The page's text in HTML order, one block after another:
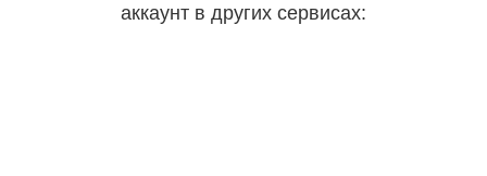
аккаунт в других сервисах: